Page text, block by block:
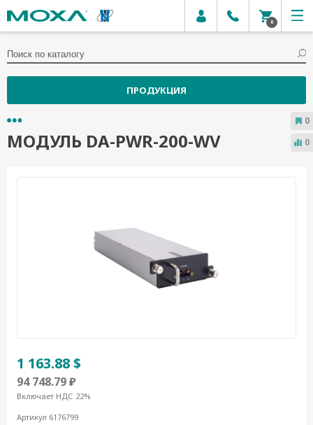
0
ПРОДУКЦИЯ
МОДУЛЬ DA-PWR-200-WV
1 163.88 $
94 748.79 ₽
Включает НДС 22%
Артикул 6176799
0
0